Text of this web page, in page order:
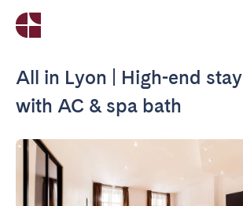
All in Lyon | High-end stay
with AC & spa bath